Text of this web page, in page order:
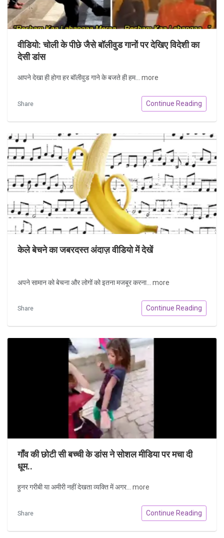
वीडियो: चोली के पीछे जैसे बॉलीवुड गानों पर देखिए विदेशी का
देसी डांस
आपने देखा ही होगा हर बॉलीवुड गाने के बजते ही हम... more
Share Continue Reading
केले बेचने का जबरदस्त अंदाज़ वीडियो में देखें
अपने सामान को बेचना और लोगों को इतना मजबूर करना... more
Share Continue Reading
गाँव की छोटी सी बच्ची के डांस ने सोशल मीडिया पर मचा दी
धूम..
हुनर गरीबी या अमीरी नहीं देखता व्यक्ति में अगर... more
Share Continue Reading